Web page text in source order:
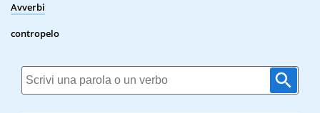
Avverbi
contropelo